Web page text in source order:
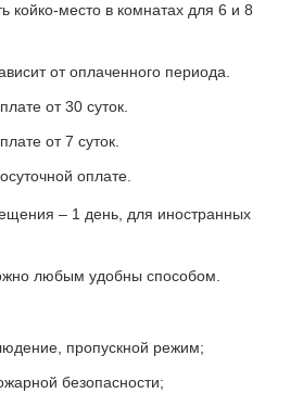
койко-место в комнатах для 6 и 8
от оплаченного периода.
от 30 суток.
от 7 суток.
оплате.
– 1 день, для иностранных
любым удобны способом.
пропускной режим;
безопасности;